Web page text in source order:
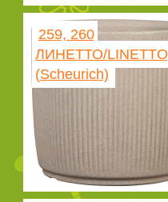
259, 260
ЛИНЕТТО/LINETTO
(Scheurich)